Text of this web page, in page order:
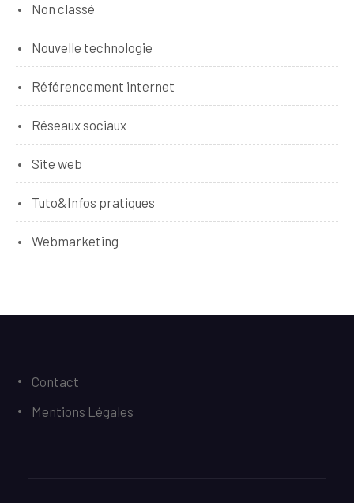
Non classé
Nouvelle technologie
Référencement internet
Réseaux sociaux
Site web
Tuto&Infos pratiques
Webmarketing
Contact
Mentions Légales